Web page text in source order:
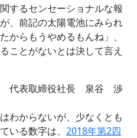
するセンセーショナルな報
、前記の太陽電池にみられ
からもうやめるもんね」、
ことがないとは決して言え
代表取締役社長 泉谷 渉
わからないが、少なくとも
いる数字は、 2018年第2四